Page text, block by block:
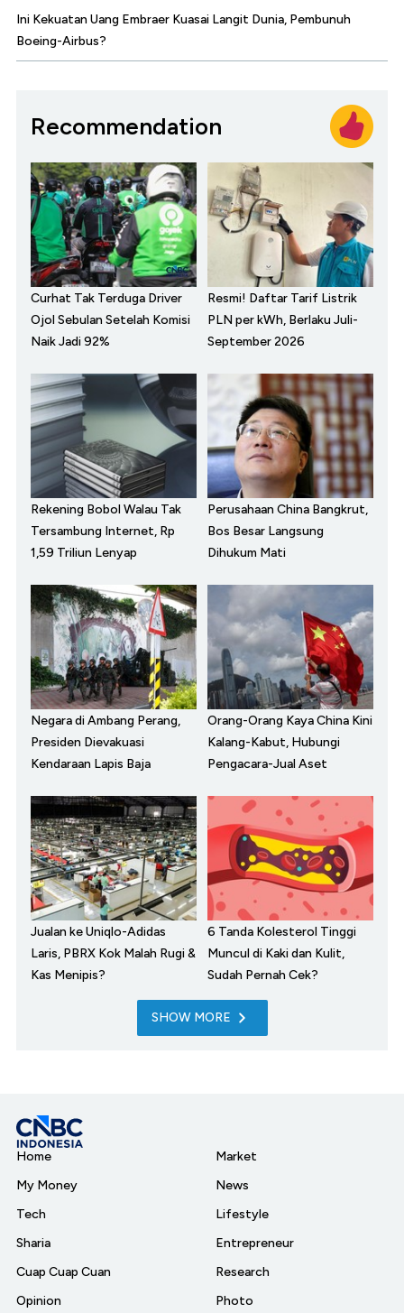
Ini Kekuatan Uang Embraer Kuasai Langit Dunia, Pembunuh
Boeing-Airbus?
Recommendation
Curhat Tak Terduga Driver
Ojol Sebulan Setelah Komisi
Naik Jadi 92%
Resmi! Daftar Tarif Listrik
PLN per kWh, Berlaku Juli-
September 2026
Rekening Bobol Walau Tak
Tersambung Internet, Rp
1,59 Triliun Lenyap
Perusahaan China Bangkrut,
Bos Besar Langsung
Dihukum Mati
Negara di Ambang Perang,
Presiden Dievakuasi
Kendaraan Lapis Baja
Orang-Orang Kaya China Kini
Kalang-Kabut, Hubungi
Pengacara-Jual Aset
Jualan ke Uniqlo-Adidas
Laris, PBRX Kok Malah Rugi &
Kas Menipis?
6 Tanda Kolesterol Tinggi
Muncul di Kaki dan Kulit,
Sudah Pernah Cek?
SHOW MORE
Home
My Money
Tech
Sharia
Cuap Cuap Cuan
Opinion
Market
News
Lifestyle
Entrepreneur
Research
Photo